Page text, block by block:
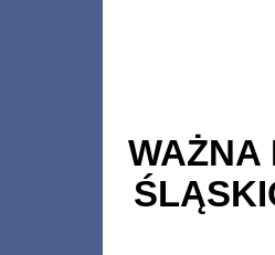
WAŻNA